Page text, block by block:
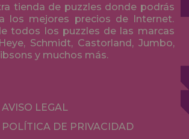
tienda de puzzles donde podrás
los mejores precios de Internet.
todos los puzzles de las marcas
Schmidt, Castorland, Jumbo,
y muchos más.
AVISO LEGAL
POLÍTICA DE PRIVACIDAD